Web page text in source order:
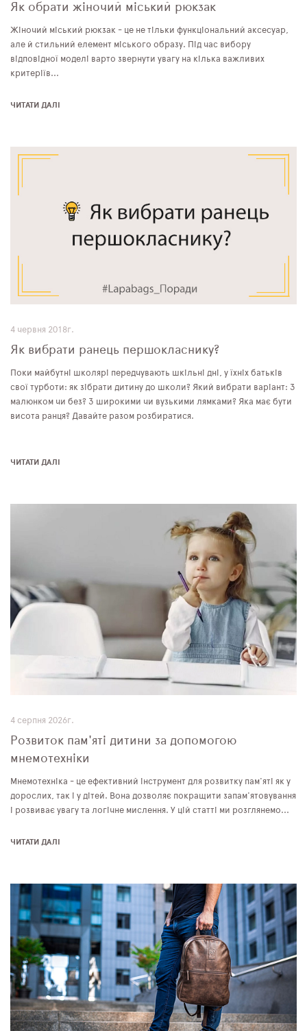
Як обрати жіночий міський рюкзак
Жіночий міський рюкзак - це не тільки функціональний аксесуар,
але й стильний елемент міського образу. Під час вибору
відповідної моделі варто звернути увагу на кілька важливих
критеріїв...
ЧИТАТИ ДАЛІ
4 червня 2018г.
Як вибрати ранець першокласнику?
Поки майбутні школярі передчувають шкільні дні, у їхніх батьків
свої турботи: як зібрати дитину до школи? Який вибрати варіант: З
малюнком чи без? З широкими чи вузькими лямками? Яка має бути
висота ранця? Давайте разом розбиратися.
ЧИТАТИ ДАЛІ
4 серпня 2026г.
Розвиток пам'яті дитини за допомогою
мнемотехніки
Мнемотехніка - це ефективний інструмент для розвитку пам'яті як у
дорослих, так і у дітей. Вона дозволяє покращити запам'ятовування
і розвиває увагу та логічне мислення. У цій статті ми розглянемо...
ЧИТАТИ ДАЛІ